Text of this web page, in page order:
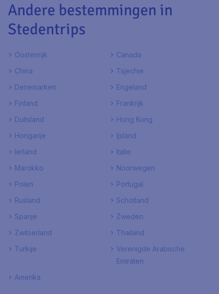
Andere bestemmingen in
Stedentrips
Oostenrijk
Canada
China
Tsjechie
Denemarken
Engeland
Finland
Frankrijk
Duitsland
Hong Kong
Hongarije
Ijsland
Ierland
Italie
Marokko
Noorwegen
Polen
Portugal
Rusland
Schotland
Spanje
Zweden
Zwitserland
Thailand
Turkije
Verenigde Arabische
Emiraten
Amerika